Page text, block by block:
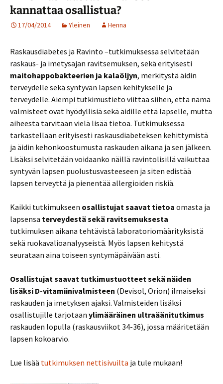
kannattaa osallistua?
17/04/2014 Yleinen Henna
Raskausdiabetes ja Ravinto –tutkimuksessa selvitetään
raskaus- ja imetysajan ravitsemuksen, sekä erityisesti
maitohappobakteerien ja kalaöljyn, merkitystä äidin
terveydelle sekä syntyvän lapsen kehitykselle ja
terveydelle. Aiempi tutkimustieto viittaa siihen, että nämä
valmisteet ovat hyödyllisiä sekä äidille että lapselle, mutta
aiheesta tarvitaan vielä lisää tietoa. Tutkimuksessa
tarkastellaan erityisesti raskausdiabeteksen kehittymistä
ja äidin kehonkoostumusta raskauden aikana ja sen jälkeen.
Lisäksi selvitetään voidaanko näillä ravintolisillä vaikuttaa
syntyvän lapsen puolustusvasteeseen ja siten edistää
lapsen terveyttä ja pienentää allergioiden riskiä.
Kaikki tutkimukseen osallistujat saavat tietoa omasta ja
lapsensa terveydestä sekä ravitsemuksesta
tutkimuksen aikana tehtävistä laboratoriomäärityksistä
sekä ruokavalioanalyyseistä. Myös lapsen kehitystä
seurataan aina toiseen syntymäpäivään asti.
Osallistujat saavat tutkimustuotteet sekä näiden
lisäksi D-vitamiinivalmisteen (Devisol, Orion) ilmaiseksi
raskauden ja imetyksen ajaksi. Valmisteiden lisäksi
osallistujille tarjotaan ylimääräinen ultraäänitutkimus
raskauden lopulla (raskausviikot 34-36), jossa määritetään
lapsen kokoarvio.
Lue lisää tutkimuksen nettisivuilta ja tule mukaan!